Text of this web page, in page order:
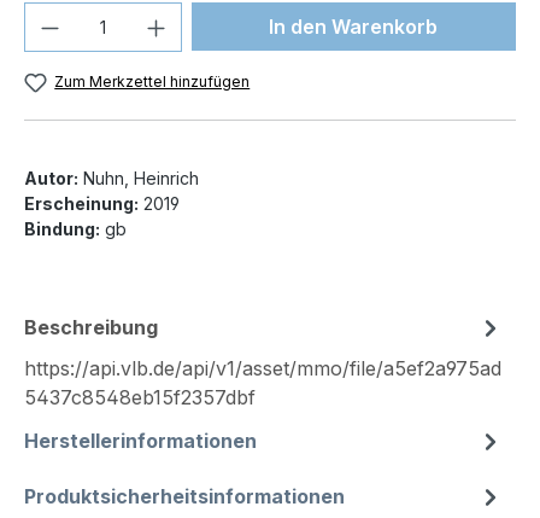
Produkt Anzahl: Gib denIn den Warenkorb
Zum Merkzettel hinzufügen
Autor: Nuhn, Heinrich
Erscheinung: 2019
Bindung: gb
Beschreibung
https://api.vlb.de/api/v1/asset/mmo/file/a5ef2a975ad
5437c8548eb15f2357dbf
Herstellerinformationen
Produktsicherheitsinformationen